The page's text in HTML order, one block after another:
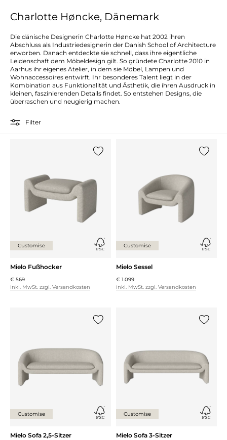
Charlotte Høncke, Dänemark
Die dänische Designerin Charlotte Høncke hat 2002 ihren
Abschluss als Industriedesignerin der Danish School of Architecture
erworben. Danach entdeckte sie schnell, dass ihre eigentliche
Leidenschaft dem Möbeldesign gilt. So gründete Charlotte 2010 in
Aarhus ihr eigenes Atelier, in dem sie Möbel, Lampen und
Wohnaccessoires entwirft. Ihr besonderes Talent liegt in der
Kombination aus Funktionalität und Ästhetik, die ihren Ausdruck in
kleinen, faszinierenden Details findet. So entstehen Designs, die
überraschen und neugierig machen.
Filter
Customise
Mielo Fußhocker
€ 569
inkl. MwSt. zzgl. Versandkosten
Customise
Mielo Sessel
€ 1.099
inkl. MwSt. zzgl. Versandkosten
Customise
Mielo Sofa 2,5-Sitzer
Customise
Mielo Sofa 3-Sitzer